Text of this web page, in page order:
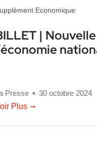
Economique
|
Presse
30 octobre 2024
Plus